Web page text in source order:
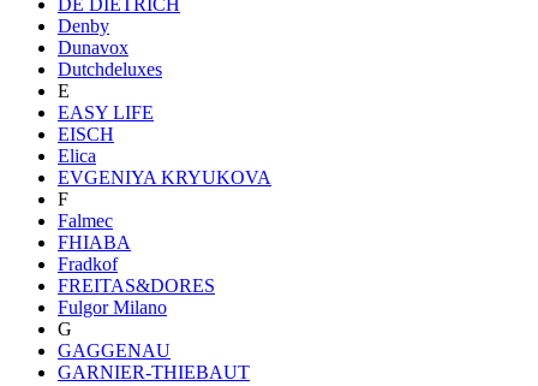
Denby
Dunavox
Dutchdeluxes
E
EASY LIFE
EISCH
Elica
EVGENIYA KRYUKOVA
F
Falmec
FHIABA
Fradkof
FREITAS&DORES
Fulgor Milano
G
GAGGENAU
GARNIER-THIEBAUT